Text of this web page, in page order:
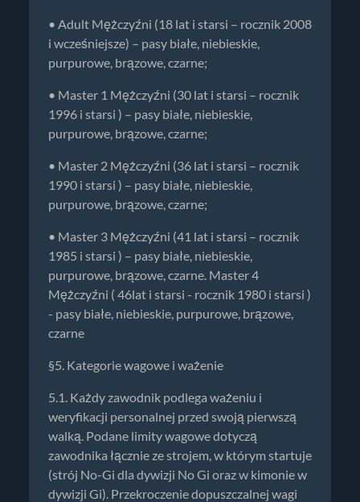
• Adult Mężczyźni (18 lat i starsi – rocznik 2008
i wcześniejsze) – pasy białe, niebieskie,
purpurowe, brązowe, czarne;
• Master 1 Mężczyźni (30 lat i starsi – rocznik
1996 i starsi ) – pasy białe, niebieskie,
purpurowe, brązowe, czarne;
• Master 2 Mężczyźni (36 lat i starsi – rocznik
1990 i starsi ) – pasy białe, niebieskie,
purpurowe, brązowe, czarne;
• Master 3 Mężczyźni (41 lat i starsi – rocznik
1985 i starsi ) – pasy białe, niebieskie,
purpurowe, brązowe, czarne. Master 4
Mężczyźni ( 46lat i starsi - rocznik 1980 i starsi )
- pasy białe, niebieskie, purpurowe, brązowe,
czarne
§5. Kategorie wagowe i ważenie
5.1. Każdy zawodnik podlega ważeniu i
weryfikacji personalnej przed swoją pierwszą
walką. Podane limity wagowe dotyczą
zawodnika łącznie ze strojem, w którym startuje
(strój No-Gi dla dywizji No Gi oraz w kimonie w
dywizji Gi). Przekroczenie dopuszczalnej wagi